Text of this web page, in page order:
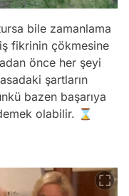
bile zamanlama
fikrinin çökmesine
önce her şeyi
şartların
bazen başarıya
olabilir. ⌛️